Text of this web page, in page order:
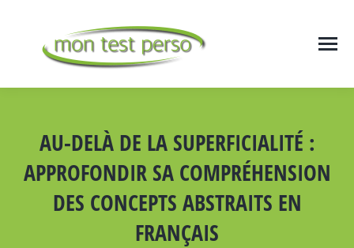
AU-DELÀ DE LA SUPERFICIALITÉ :
APPROFONDIR SA COMPRÉHENSION
DES CONCEPTS ABSTRAITS EN
FRANÇAIS